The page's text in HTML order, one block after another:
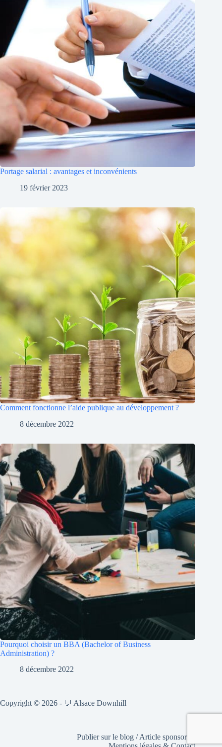
Portage salarial : avantages et inconvénients
19 février 2023
Comment fonctionne l’aide publique au développement ?
8 décembre 2022
Pourquoi choisir un BBA (Bachelor of Business
Administration) ?
8 décembre 2022
Copyright © 2026 - 💬 Alsace Downhill
Publier sur le blog / Article sponsorisé